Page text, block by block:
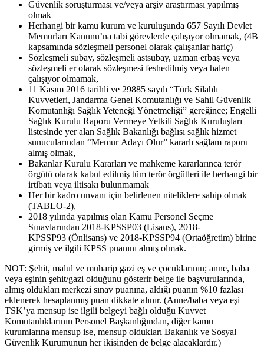
Güvenlik soruşturması ve/veya arşiv araştırması yapılmış
olmak
Herhangi bir kamu kurum ve kuruluşunda 657 Sayılı Devlet
Memurları Kanunu’na tabi görevlerde çalışıyor olmamak, (4B
kapsamında sözleşmeli personel olarak çalışanlar hariç)
Sözleşmeli subay, sözleşmeli astsubay, uzman erbaş veya
sözleşmeli er olarak sözleşmesi feshedilmiş veya halen
çalışıyor olmamak,
11 Kasım 2016 tarihli ve 29885 sayılı “Türk Silahlı
Kuvvetleri, Jandarma Genel Komutanlığı ve Sahil Güvenlik
Komutanlığı Sağlık Yeteneği Yönetmeliği” gereğince; Engelli
Sağlık Kurulu Raporu Vermeye Yetkili Sağlık Kuruluşları
listesinde yer alan Sağlık Bakanlığı bağlısı sağlık hizmet
sunucularından “Memur Adayı Olur” kararlı sağlam raporu
almış olmak,
Bakanlar Kurulu Kararları ve mahkeme kararlarınca terör
örgütü olarak kabul edilmiş tüm terör örgütleri ile herhangi bir
irtibatı veya iltisakı bulunmamak
Her bir kadro unvanı için belirlenen niteliklere sahip olmak
(TABLO-2),
2018 yılında yapılmış olan Kamu Personel Seçme
Sınavlarından 2018-KPSSP03 (Lisans), 2018-
KPSSP93 (Önlisans) ve 2018-KPSSP94 (Ortaöğretim) birine
girmiş ve ilgili KPSS puanını almış olmak.
NOT: Şehit, malul ve muharip gazi eş ve çocuklarının; anne, baba
veya eşinin şehit/gazi olduğunu gösterir belge ile başvurularında,
almış oldukları merkezi sınav puanına, aldığı puanın %10 fazlası
eklenerek hesaplanmış puan dikkate alınır. (Anne/baba veya eşi
TSK’ya mensup ise ilgili belgeyi bağlı olduğu Kuvvet
Komutanlıklarının Personel Başkanlığından, diğer kamu
kurumlarına mensup ise, mensup oldukları Bakanlık ve Sosyal
Güvenlik Kurumunun her ikisinden de belge alacaklardır.)